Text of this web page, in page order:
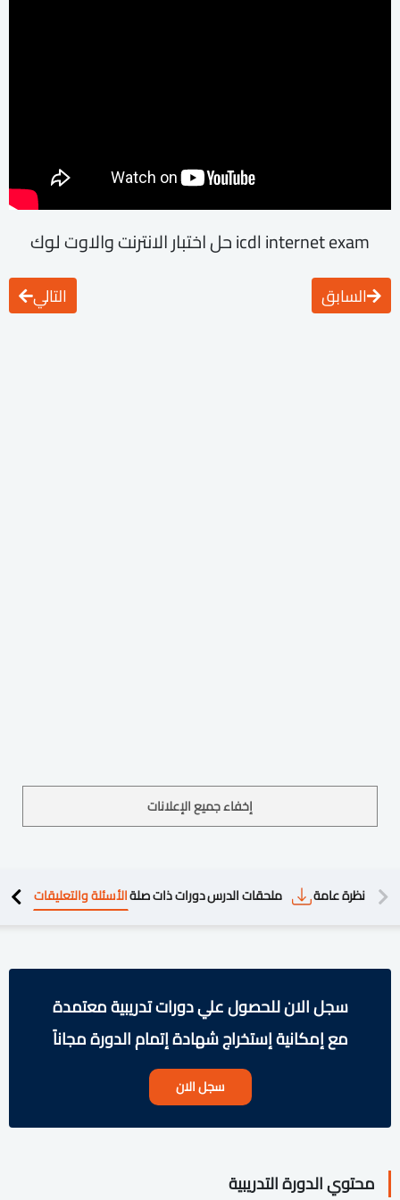
icdl internet exam حل اختبار الانترنت والاوت لوك
السابق التالي
إخفاء جميع الإعلانات
نظرة عامة ملحقات الدرسدورات ذات صلةالأسئلة والتعليقات
سجل الان للحصول علي دورات تدريبية معتمدة
مع إمكانية إستخراج شهادة إتمام الدورة مجاناً
سجل الان
محتوي الدورة التدريبية